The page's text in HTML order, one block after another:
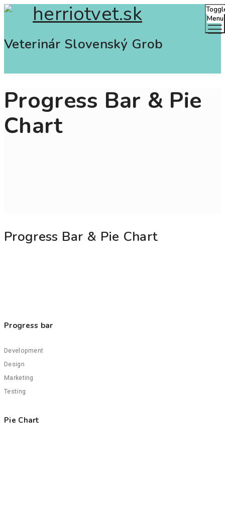
Veterinár Slovenský Grob
Menu
Progress Bar & Pie
Chart
Progress Bar & Pie Chart
Progress bar
Development
Design
Marketing
Testing
Pie Chart